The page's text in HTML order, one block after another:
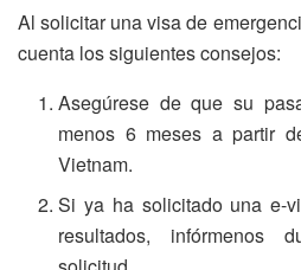
Al solicitar una visa de
cuenta los siguientes consejos:
Asegúrese de que su
menos 6 meses a partir
Vietnam.
Si ya ha solicitado una e-
resultados, infórmenos